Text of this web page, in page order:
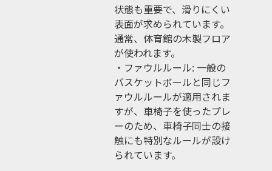
状態も重要で、滑りにくい
表面が求められています。
通常、体育館の木製フロア
が使われます。
・ファウルルール: 一般の
バスケットボールと同じフ
ァウルルールが適用されま
すが、車椅子を使ったプレ
ーのため、車椅子同士の接
触にも特別なルールが設け
られています。